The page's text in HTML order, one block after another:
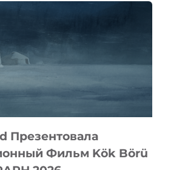
Презентовала
Фильм Kök Börü